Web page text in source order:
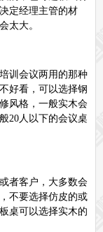
定经理主管的材
太大。
训会议两用的那种
好看，可以选择钢
风格，一般实木会
20人以下的会议桌
者客户，大多数会
不要选择仿皮的或
桌可以选择实木的